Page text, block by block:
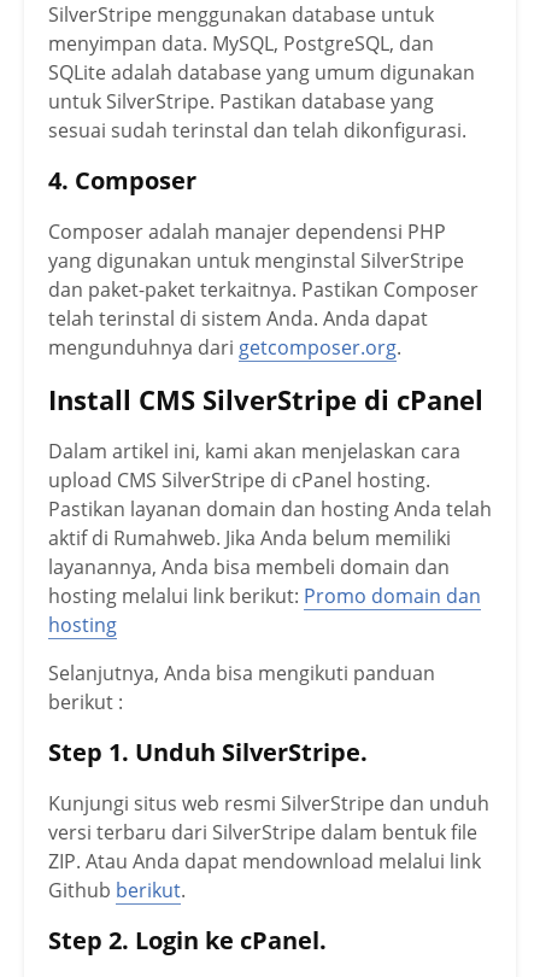
SilverStripe menggunakan database untuk
menyimpan data. MySQL, PostgreSQL, dan
SQLite adalah database yang umum digunakan
untuk SilverStripe. Pastikan database yang
sesuai sudah terinstal dan telah dikonfigurasi.
4. Composer
Composer adalah manajer dependensi PHP
yang digunakan untuk menginstal SilverStripe
dan paket-paket terkaitnya. Pastikan Composer
telah terinstal di sistem Anda. Anda dapat
mengunduhnya dari getcomposer.org.
Install CMS SilverStripe di cPanel
Dalam artikel ini, kami akan menjelaskan cara
upload CMS SilverStripe di cPanel hosting.
Pastikan layanan domain dan hosting Anda telah
aktif di Rumahweb. Jika Anda belum memiliki
layanannya, Anda bisa membeli domain dan
hosting melalui link berikut: Promo domain dan
hosting
Selanjutnya, Anda bisa mengikuti panduan
berikut :
Step 1. Unduh SilverStripe.
Kunjungi situs web resmi SilverStripe dan unduh
versi terbaru dari SilverStripe dalam bentuk file
ZIP. Atau Anda dapat mendownload melalui link
Github berikut.
Step 2. Login ke cPanel.